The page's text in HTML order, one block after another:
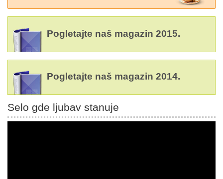
Pogletajte naš magazin 2015.
Pogletajte naš magazin 2014.
Selo gde ljubav stanuje